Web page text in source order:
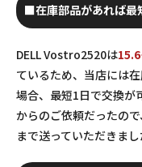
■在庫部品があれば最
DELL Vostro2520は
ているため、当店には
場合、最短1日で交換が
からのご依頼だったの
まで送っていただきまし